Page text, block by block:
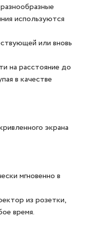
используются
или вновь
на расстояние до
в качестве
экрана
мгновенно в
из розетки,
время.